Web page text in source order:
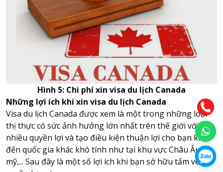
Hình 5: Chi phí xin visa du lịch Canada
Những lợi ích khi xin visa du lịch Canada
Visa du lịch Canada được xem là một trong những loại
thị thực có sức ảnh hưởng lớn nhất trên thế giới với
nhiều quyền lợi và tạo điều kiện thuận lợi cho bạn khi
đến quốc gia khác khó tính như tại khu vực Châu Âu,
mỹ,... Sau đây là một số lợi ích khi bạn sở hữu tấm vé